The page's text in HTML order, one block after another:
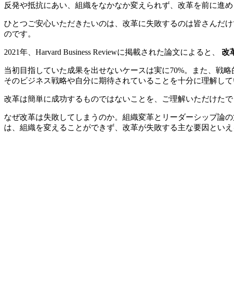
反発や抵抗にあい、組織をなかなか変えられず、改革を前に進
ひとつご安心いただきたいのは、改革に失敗するのは皆さんだ
のです。
2021年、Harvard Business Reviewに掲載された論文によると、 改
当初目指していた成果を出せないケースは実に70%。また、戦
そのビジネス戦略や自分に期待されていることを十分に理解し
改革は簡単に成功するものではないことを、ご理解いただけたで
なぜ改革は失敗してしまうのか。組織変革とリーダーシップ論
は、組織を変えることができず、改革が失敗する主な要因とい